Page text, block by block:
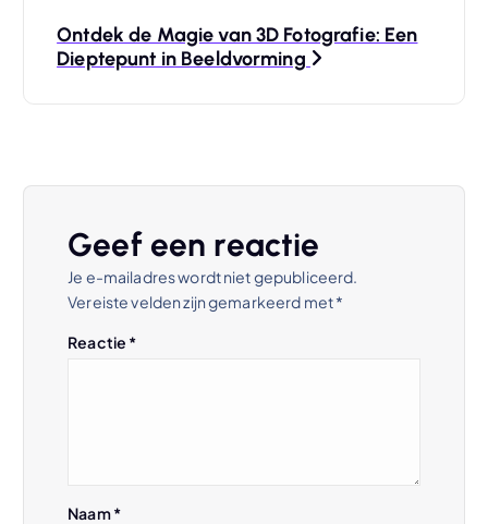
Ontdek de Magie van 3D Fotografie: Een
Dieptepunt in Beeldvorming
Geef een reactie
Je e-mailadres wordt niet gepubliceerd.
Vereiste velden zijn gemarkeerd met*
Reactie *
Naam*